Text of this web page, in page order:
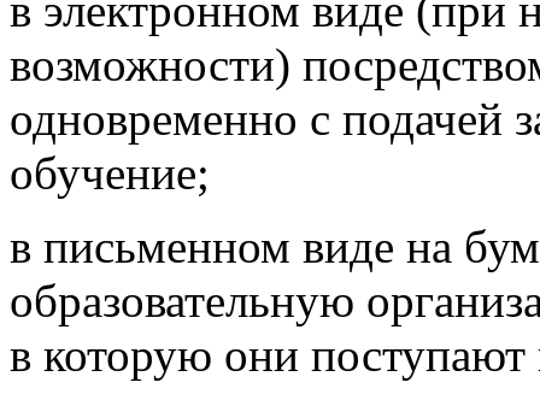
возможности)
одновременно с подачей
обучение;
в письменном виде на
образовательную
в которую они поступают